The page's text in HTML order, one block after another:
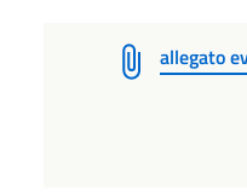
allegato